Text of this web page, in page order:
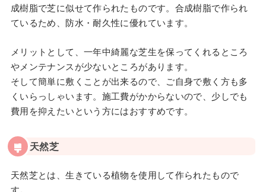
成樹脂で芝に似せて作られたものです。合成樹脂で作られ
ているため、防水・耐久性に優れています。
メリットとして、一年中綺麗な芝生を保ってくれるところ
やメンテナンスが少ないところがあります。
そして簡単に敷くことが出来るので、ご自身で敷く方も多
くいらっしゃいます。施工費がかからないので、少しでも
費用を抑えたいという方にはおすすめです。
天然芝
天然芝とは、生きている植物を使用して作られたもので